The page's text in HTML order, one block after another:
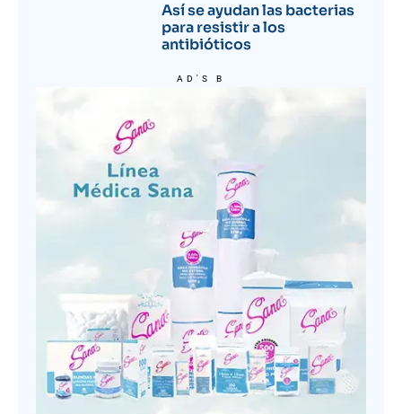
Así se ayudan las bacterias
para resistir a los
antibióticos
AD'S B